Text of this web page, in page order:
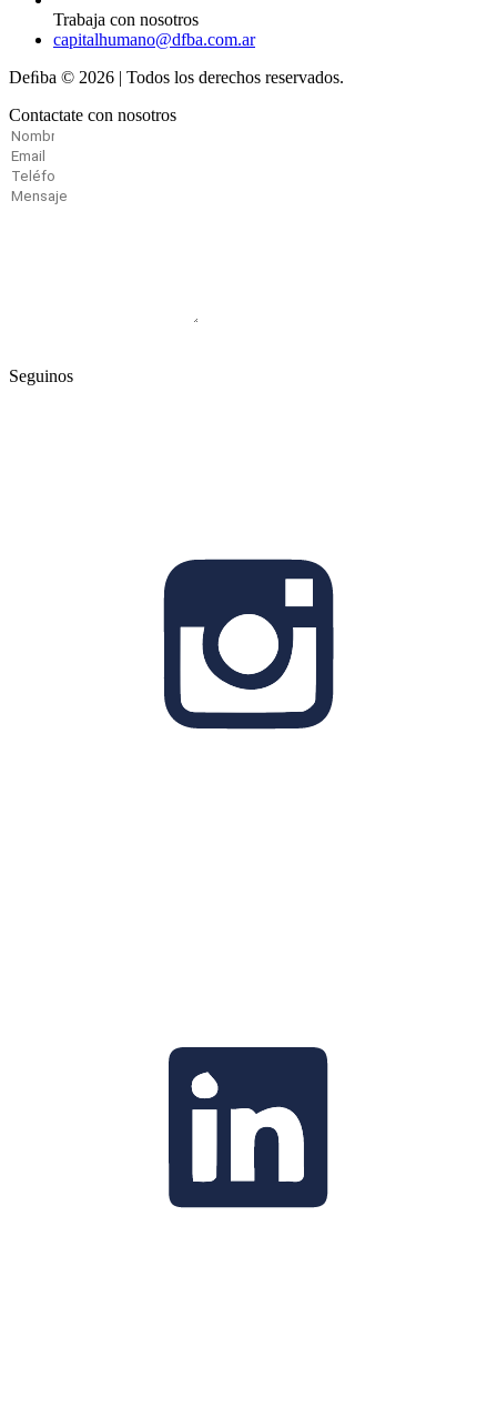
Trabaja con nosotros
capitalhumano@dfba.com.ar
Deﬁba © 2026 | Todos los derechos reservados.
Contactate con nosotros
Seguinos